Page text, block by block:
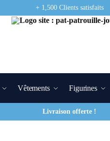
+ 1,500 Clients satisfaits
Vêtements Figurines
Livraison offerte !